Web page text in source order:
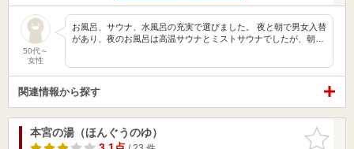
50代～
女性
お風呂、サウナ、水風呂の充実で選びました。 夜と朝で男女入替
があり、夜のお風呂は高温サウナとミストサウナでしたが、朝…
関連情報から探す
お気に入
りに追加
本宮の湯（ほんぐうのゆ）